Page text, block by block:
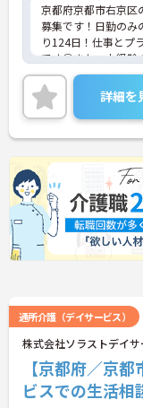
京都府京都市右京区
募集です！日勤のみ
り124日！仕事とプ
です◎また、未経験
業界に挑戦したい
ご興味のある方は面
で、お気軽にご相談
詳細を
通所介護（デイサービス）
株式会社ソラストデイ
【京都府／京
ビスでの生活相